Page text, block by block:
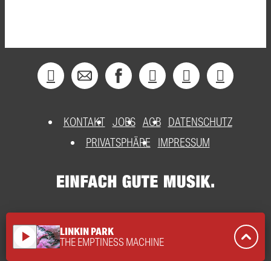
KONTAKT JOBS AGB DATENSCHUTZ
PRIVATSPHÄRE
IMPRESSUM
play_arrow LINKIN PARK
THE EMPTINESS MACHINE